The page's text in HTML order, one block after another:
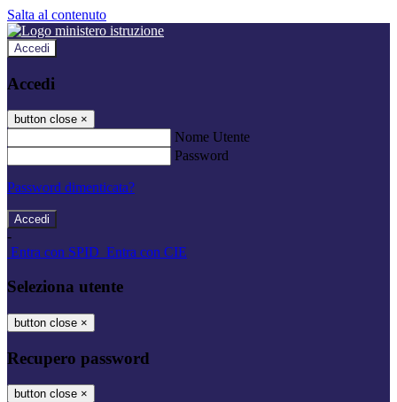
Salta al contenuto
Accedi
Accedi
button close ×
Nome Utente
Password
Password dimenticata?
-
Entra con SPID Entra con CIE
Seleziona utente
button close ×
Recupero password
button close ×